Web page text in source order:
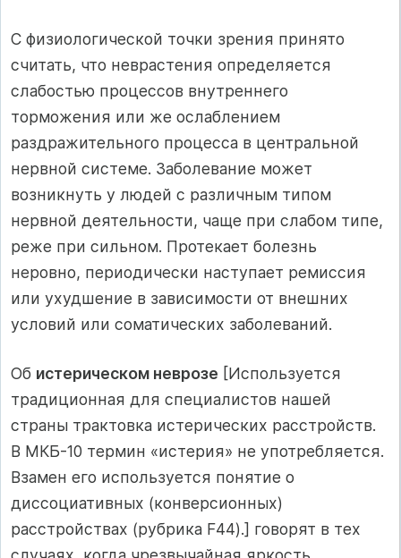
С физиологической точки зрения принято
считать, что неврастения определяется
слабостью процессов внутреннего
торможения или же ослаблением
раздражительного процесса в центральной
нервной системе. Заболевание может
возникнуть у людей с различным типом
нервной деятельности, чаще при слабом типе,
реже при сильном. Протекает болезнь
неровно, периодически наступает ремиссия
или ухудшение в зависимости от внешних
условий или соматических заболеваний.
Об истерическом неврозе [Используется
традиционная для специалистов нашей
страны трактовка истерических расстройств.
В МКБ-10 термин «истерия» не употребляется.
Взамен его используется понятие о
диссоциативных (конверсионных)
расстройствах (рубрика F44).] говорят в тех